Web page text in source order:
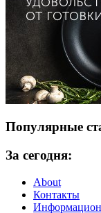
Популярные
За сегодня:
About
Контакты